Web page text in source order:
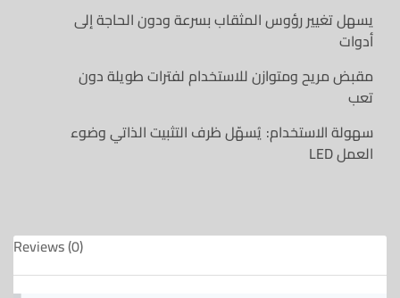
يسهل تغيير رؤوس المثقاب بسرعة ودون الحاجة إلى
أدوات
مقبض مريح ومتوازن للاستخدام لفترات طويلة دون
تعب
سهولة الاستخدام: يُسهّل ظرف التثبيت الذاتي وضوء
LED العمل
Reviews (0)